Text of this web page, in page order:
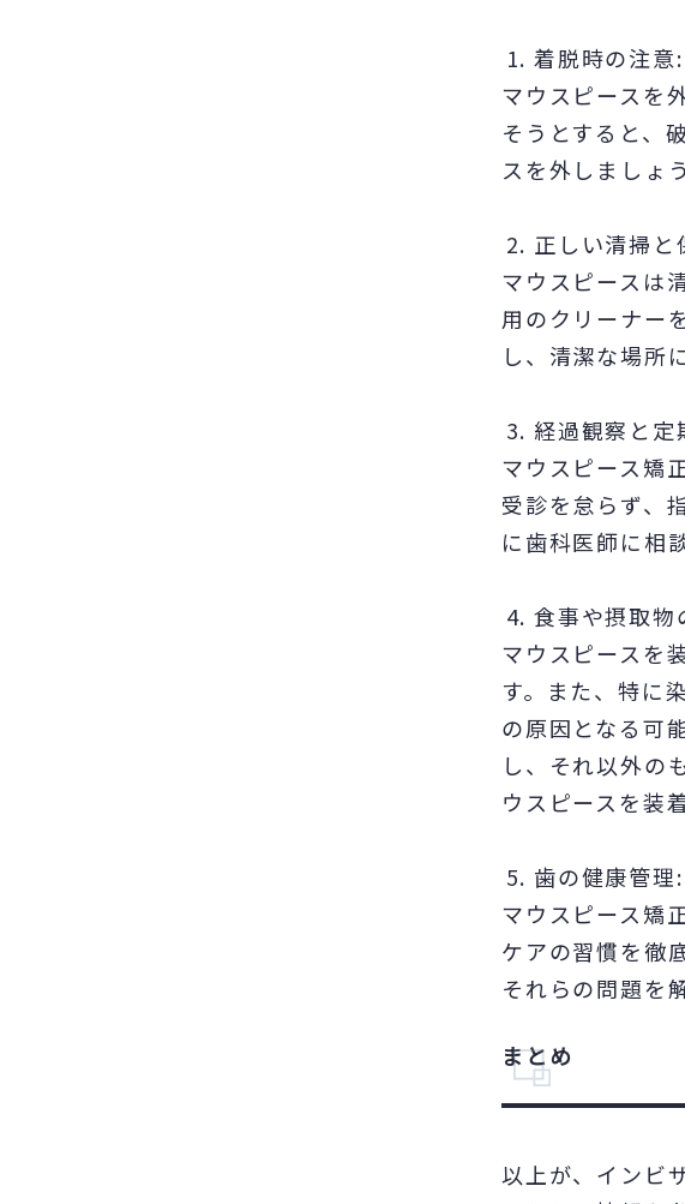
着脱時の注意:
マウスピースを
そうとすると、
スを外しましょう
正しい清掃と
マウスピースは
用のクリーナー
し、清潔な場所
経過観察と定
マウスピース矯
受診を怠らず、
に歯科医師に相
食事や摂取物
マウスピースを
す。また、特に
の原因となる可
し、それ以外の
ウスピースを装
歯の健康管理:
マウスピース矯
ケアの習慣を徹
それらの問題を
まとめ
以上が、インビ